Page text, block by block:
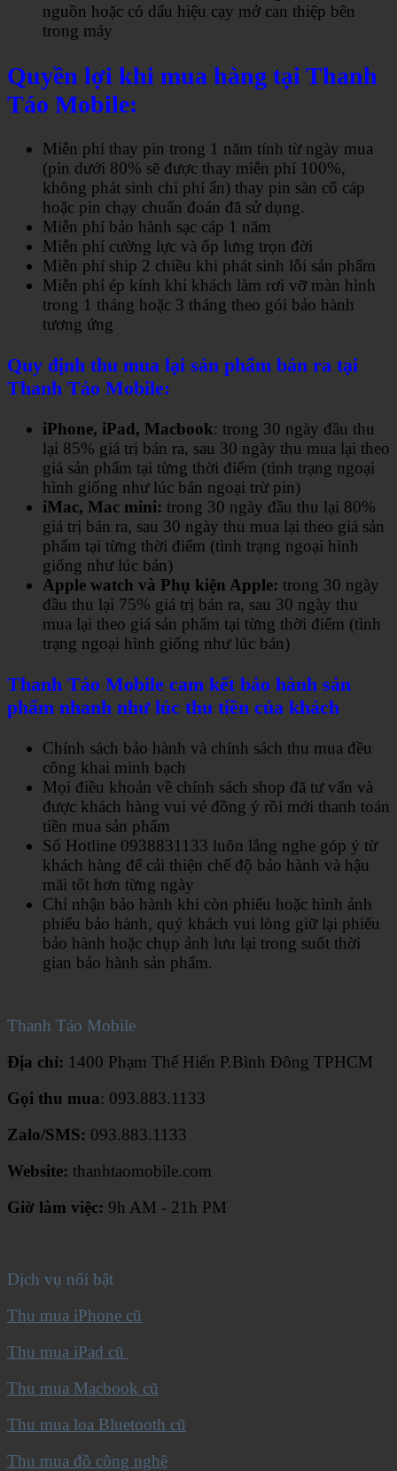
nguồn hoặc có dấu hiệu cạy mở can thiệp bên
trong máy
Quyền lợi khi mua hàng tại Thanh
Táo Mobile:
Miễn phí thay pin trong 1 năm tính từ ngày mua
(pin dưới 80% sẽ được thay miễn phí 100%,
không phát sinh chi phí ẩn) thay pin sàn cổ cáp
hoặc pin chạy chuẩn đoán đã sử dụng.
Miễn phí bảo hành sạc cáp 1 năm
Miễn phí cường lực và ốp lưng trọn đời
Miễn phí ship 2 chiều khi phát sinh lỗi sản phẩm
Miễn phí ép kính khi khách làm rơi vỡ màn hình
trong 1 tháng hoặc 3 tháng theo gói bảo hành
tương ứng
Quy định thu mua lại sản phẩm bán ra tại
Thanh Táo Mobile:
iPhone, iPad, Macbook: trong 30 ngày đầu thu
lại 85% giá trị bán ra, sau 30 ngày thu mua lại theo
giá sản phẩm tại từng thời điểm (tình trạng ngoại
hình giống như lúc bán ngoại trừ pin)
iMac, Mac mini: trong 30 ngày đầu thu lại 80%
giá trị bán ra, sau 30 ngày thu mua lại theo giá sản
phẩm tại từng thời điểm (tình trạng ngoại hình
giống như lúc bán)
Apple watch và Phụ kiện Apple: trong 30 ngày
đầu thu lại 75% giá trị bán ra, sau 30 ngày thu
mua lại theo giá sản phẩm tại từng thời điểm (tình
trạng ngoại hình giống như lúc bán)
Thanh Táo Mobile cam kết bảo hành sản
phẩm nhanh như lúc thu tiền của khách
Chính sách bảo hành và chính sách thu mua đều
công khai minh bạch
Mọi điều khoản về chính sách shop đã tư vấn và
được khách hàng vui vẻ đồng ý rồi mới thanh toán
tiền mua sản phẩm
Số Hotline 0938831133 luôn lắng nghe góp ý từ
khách hàng để cải thiện chế độ bảo hành và hậu
mãi tốt hơn từng ngày
Chỉ nhận bảo hành khi còn phiếu hoặc hình ảnh
phiếu bảo hành, quý khách vui lòng giữ lại phiếu
bảo hành hoặc chụp ảnh lưu lại trong suốt thời
gian bảo hành sản phẩm.
Thanh Táo Mobile
Địa chỉ: 1400 Phạm Thế Hiển P.Bình Đông TPHCM
Gọi thu mua: 093.883.1133
Zalo/SMS: 093.883.1133
Website: thanhtaomobile.com
Giờ làm việc: 9h AM - 21h PM
Dịch vụ nổi bật
Thu mua iPhone cũ
Thu mua iPad cũ
Thu mua Macbook cũ
Thu mua loa Bluetooth cũ
Thu mua đồ công nghệ